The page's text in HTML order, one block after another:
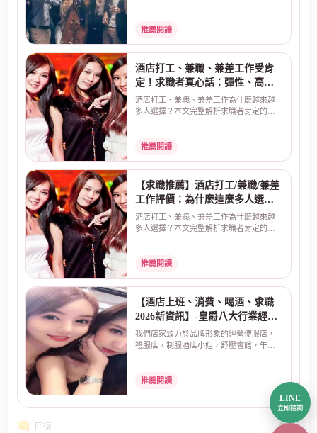
推薦閱讀
酒店打工、兼職、兼差工作受肯
定！求職者真心話：彈性、高
薪、安全是關鍵
酒店打工、兼職、兼差工作為什麼越來越
多人選擇？本文完整解析求職者肯定的三
推薦閱讀
【求職推薦】酒店打工/兼職/兼差
工作評價：為什麼這麼多人選
擇？真實原因告訴你
酒店打工、兼職、兼差工作為什麼越來越
多人選擇？本文完整解析求職者肯定的三
推薦閱讀
【酒店上班、消費、喝酒、求職
2026新資訊】-皇爵八大行業經紀
公司
我們店家致力於品牌形象的經營便服店，
禮服店，制服酒店小姐，舒壓會館，午茶
推薦閱讀
回復 舉報
LINE
立即諮詢